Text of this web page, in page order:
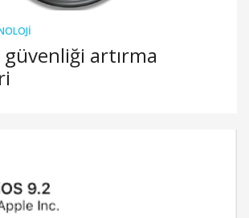
güvenliği artırma